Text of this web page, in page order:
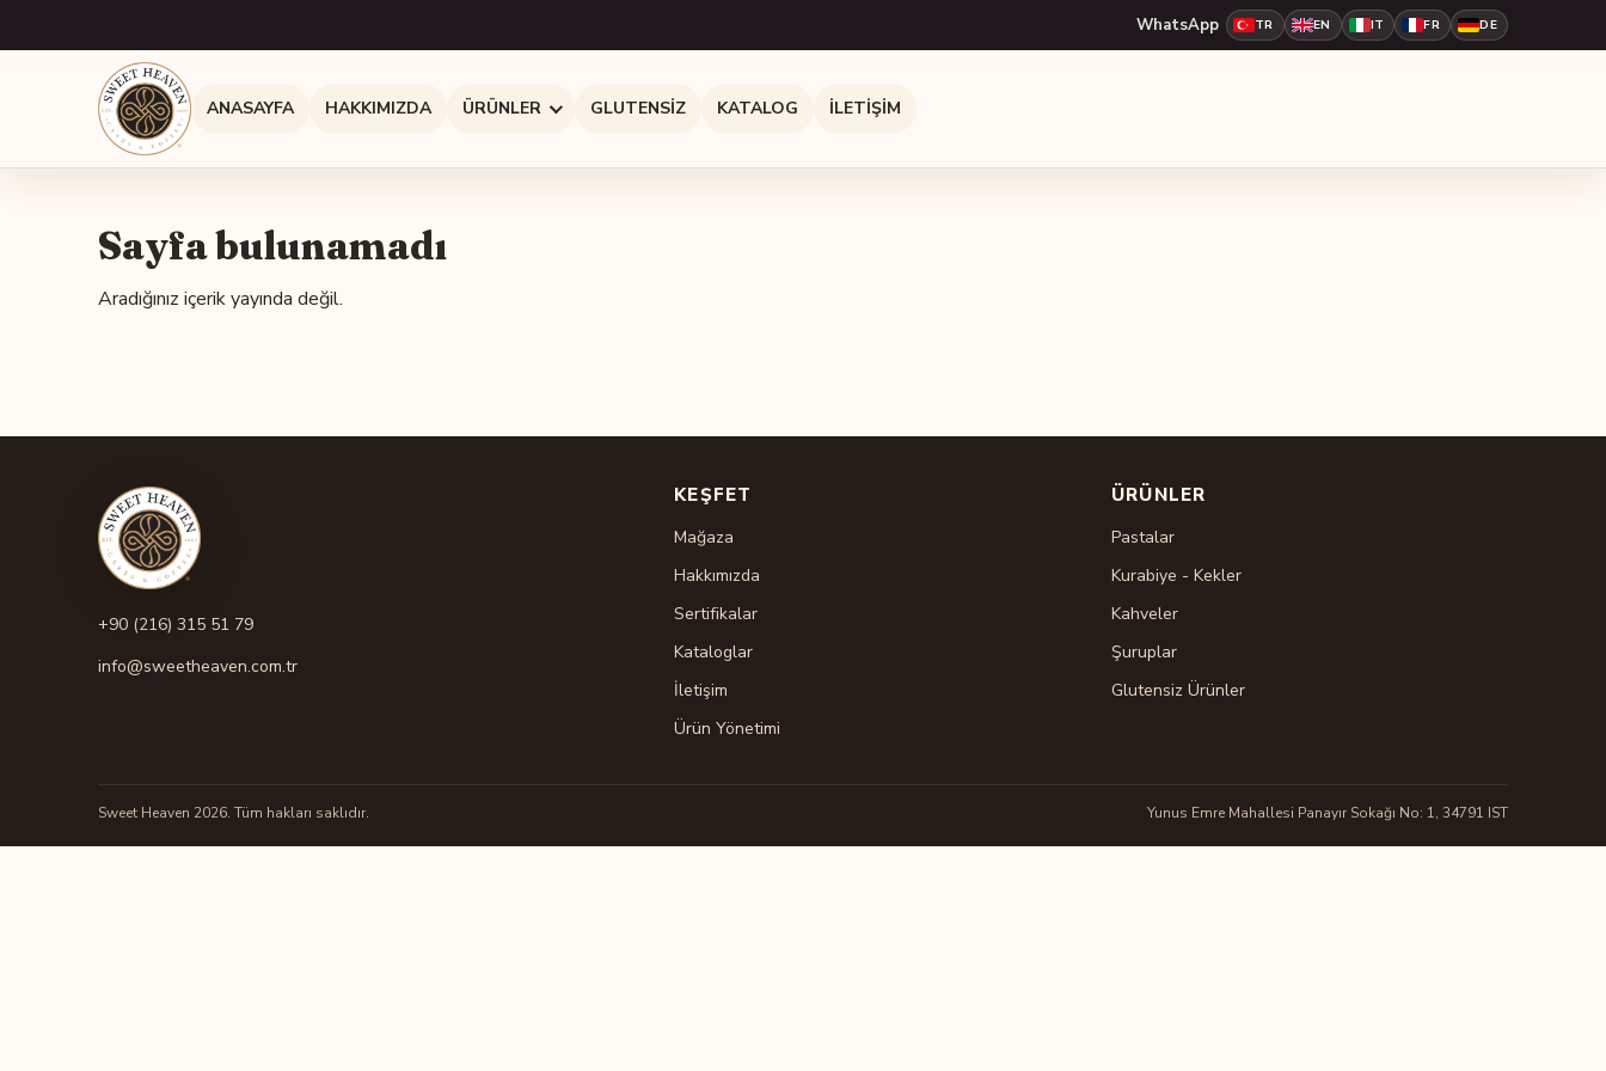
WhatsApp TR EN IT FR DE
ANASAYFA HAKKIMIZDA ÜRÜNLER GLUTENSIZ KATALOG İLETIŞIM
Sayfa bulunamadı
Aradığınız içerik yayında değil.
+90 (216) 315 51 79
info@sweetheaven.com.tr
KEŞFET
Mağaza
Hakkımızda
Sertifikalar
Kataloglar
İletişim
Ürün Yönetimi
ÜRÜNLER
Pastalar
Kurabiye - Kekler
Kahveler
Şuruplar
Glutensiz Ürünler
Sweet Heaven 2026. Tüm hakları saklıdır. Yunus Emre Mahallesi Panayır Sokağı No: 1, 34791 IST